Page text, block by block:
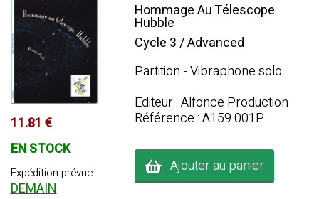
11.81 €
EN STOCK
Expédition prévue
DEMAIN
Hommage Au Télescope
Hubble
Cycle 3 / Advanced
Partition - Vibraphone solo
Editeur : Alfonce Production
Référence : A159 001P
Ajouter au panier